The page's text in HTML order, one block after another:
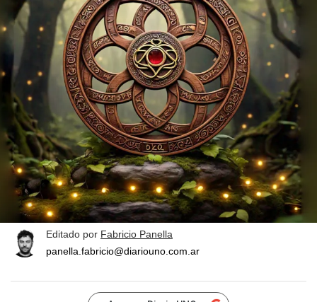
Editado por Fabricio Panella
panella.fabricio@diariouno.com.ar